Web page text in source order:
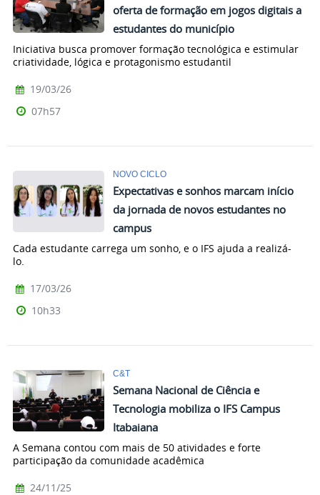
oferta de formação em jogos digitais a
estudantes do município
Iniciativa busca promover formação tecnológica e estimular
criatividade, lógica e protagonismo estudantil
19/03/26
07h57
NOVO CICLO
Expectativas e sonhos marcam início
da jornada de novos estudantes no
campus
Cada estudante carrega um sonho, e o IFS ajuda a realizá-
lo.
17/03/26
10h33
C&T
Semana Nacional de Ciência e
Tecnologia mobiliza o IFS Campus
Itabaiana
A Semana contou com mais de 50 atividades e forte
participação da comunidade acadêmica
24/11/25